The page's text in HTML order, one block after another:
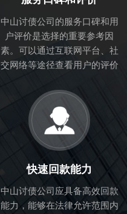
中山讨债公司的服务口碑和用
户评价是选择的重要参考因
素。可以通过互联网平台、社
交网络等途径查看用户的评价
服务质量。
快速回款能力
中山讨债公司应具备高效回款
能力，能够在法律允许范围内